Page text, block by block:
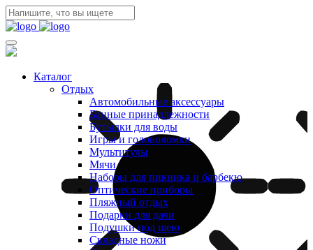
Каталог
Отдых
Автомобильные аксессуары
Банные принадлежности
Бутылки для воды
Игры и головоломки
Мультитулы
Мячи
Наборы для пикника и барбекю
Оптические приборы
Пляжный отдых
Подарки для дачи
Подушки под шею
Складные ножи